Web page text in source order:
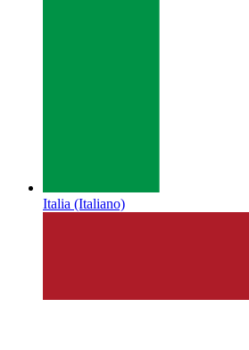
Italia (Italiano)